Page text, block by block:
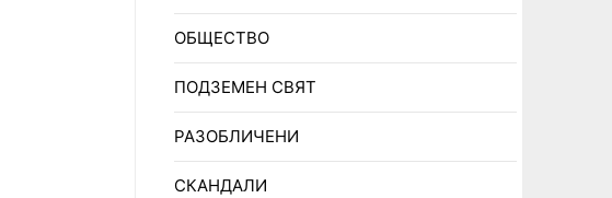
ОБЩЕСТВО
ПОДЗЕМЕН СВЯТ
РАЗОБЛИЧЕНИ
СКАНДАЛИ